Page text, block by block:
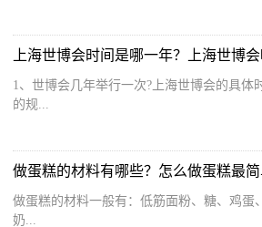
1、世博会几年举行一次?上海世博会的具体
的规...
做蛋糕的材料有哪些？怎么做蛋糕最简
做蛋糕的材料一般有：低筋面粉、糖、鸡蛋
奶...